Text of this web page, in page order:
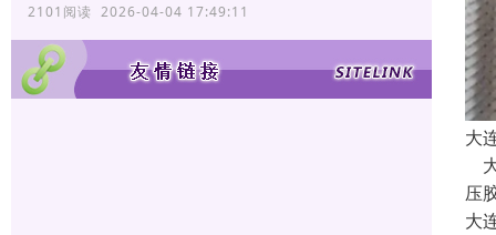
2101阅读 2026-04-04 17:49:11
大
压
大